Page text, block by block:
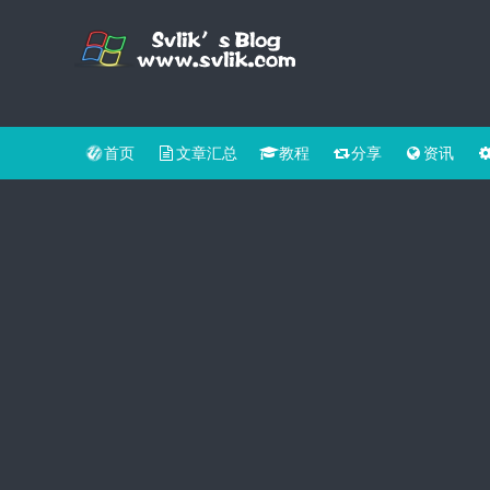
首页 文章汇总 教程 分享 资讯